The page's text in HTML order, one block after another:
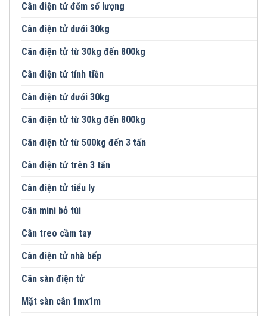
Cân điện tử đếm số lượng
Cân điện tử dưới 30kg
Cân điện tử từ 30kg đến 800kg
Cân điện tử tính tiền
Cân điện tử dưới 30kg
Cân điện tử từ 30kg đến 800kg
Cân điện tử từ 500kg đến 3 tấn
Cân điện tử trên 3 tấn
Cân điện tử tiểu ly
Cân mini bỏ túi
Cân treo cầm tay
Cân điện tử nhà bếp
Cân sàn điện tử
Mặt sàn cân 1mx1m